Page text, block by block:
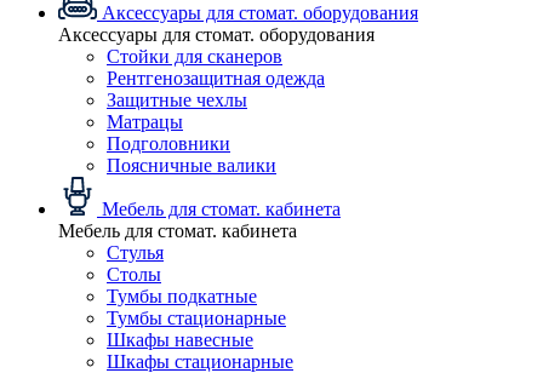
Аксессуары для стомат. оборудования
Аксессуары для стомат. оборудования
Стойки для сканеров
Рентгенозащитная одежда
Защитные чехлы
Матрацы
Подголовники
Поясничные валики
Мебель для стомат. кабинета
Мебель для стомат. кабинета
Стулья
Столы
Тумбы подкатные
Тумбы стационарные
Шкафы навесные
Шкафы стационарные